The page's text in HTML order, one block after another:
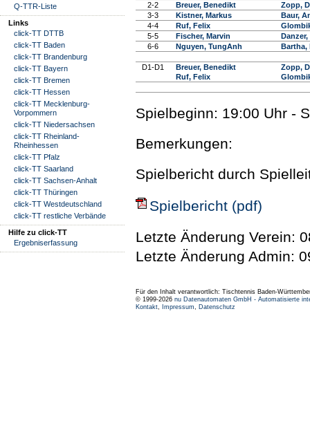
Q-TTR-Liste
Links
click-TT DTTB
click-TT Baden
click-TT Brandenburg
click-TT Bayern
click-TT Bremen
click-TT Hessen
click-TT Mecklenburg-
Vorpommern
click-TT Niedersachsen
click-TT Rheinland-
Rheinhessen
click-TT Pfalz
click-TT Saarland
click-TT Sachsen-Anhalt
click-TT Thüringen
click-TT Westdeutschland
click-TT restliche Verbände
Hilfe zu click-TT
Ergebniserfassung
2-2
Breuer, Benedikt
Zopp,
3-3
Kistner, Markus
Baur,
4-4
Ruf, Felix
5-5
Fischer, Marvin
Danzer,
6-6
Nguyen, TungAnh Bartha,
D1-D1
Breuer, Benedikt
Ruf, Felix
Zopp,
Spielbeginn: 19:00 Uhr -
Bemerkungen:
Spielbericht durch
Spielbericht (pdf)
Letzte Änderung Verein:
Letzte Änderung Admin:
Für den Inhalt verantwortlich: Tischtennis Baden-
© 1999-2026 nu Datenautomaten GmbH - Automatisierte
Kontakt, Impressum, Datenschutz